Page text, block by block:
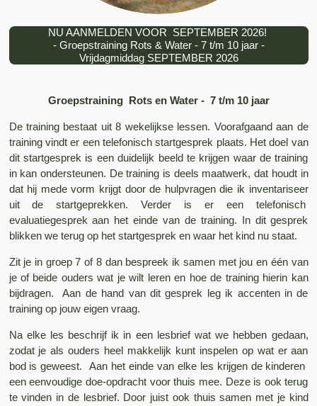
NU AANMELDEN VOOR SEPTEMBER 2026!
- Groepstraining Rots & Water - 7 t/m 10 jaar -
Vrijdagmiddag SEPTEMBER 2026
Groepstraining Rots en Water - 7 t/m 10 jaar
De training bestaat uit 8 wekelijkse lessen. Voorafgaand aan de
training vindt er een telefonisch startgesprek plaats. Het doel van
dit startgesprek is een duidelijk beeld te krijgen waar de training
in kan ondersteunen. De training is deels maatwerk, dat houdt in
dat hij mede vorm krijgt door de hulpvragen die ik inventariseer
uit de startgeprekken. Verder is er een telefonisch
evaluatiegesprek aan het einde van de training. In dit gesprek
blikken we terug op het startgesprek en waar het kind nu staat.
Zit je in groep 7 of 8 dan bespreek ik samen met jou en één van
je of beide ouders wat je wilt leren en hoe de training hierin kan
bijdragen. Aan de hand van dit gesprek leg ik accenten in de
training op jouw eigen vraag.
Na elke les beschrijf ik in een lesbrief wat we hebben gedaan,
zodat je als ouders heel makkelijk kunt inspelen op wat er aan
bod is geweest. Aan het einde van elke les krijgen de kinderen
een eenvoudige doe-opdracht voor thuis mee. Deze is ook terug
te vinden in de lesbrief. Door juist ook thuis samen met je kind